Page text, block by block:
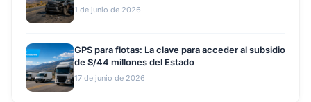
1 de junio de 2026
GPS para flotas: La clave para acceder al subsidio
de S/44 millones del Estado
17 de junio de 2026